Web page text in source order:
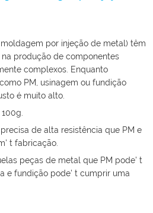
por injeção de metal) têm
produção de componentes
complexos. Enquanto
PM, usinagem ou fundição
é muito alto.
de alta resistência que PM e
t fabricação.
peças de metal que PM pode' t
e fundição pode' t cumprir uma